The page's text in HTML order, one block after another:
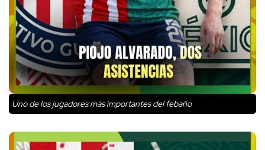
Uno de los jugadores más importantes del febaño